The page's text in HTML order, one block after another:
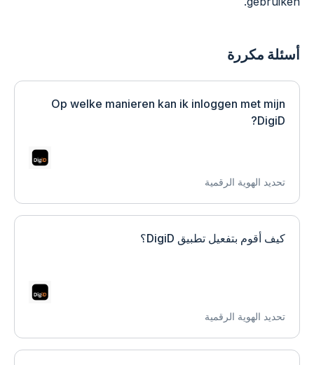
أسئلة مكررة
Op welke manieren kan ik inloggen met mijn
DigiD?
تحديد الهوية الرقمية
كيف أقوم بتفعيل تطبيق DigiD؟
تحديد الهوية الرقمية